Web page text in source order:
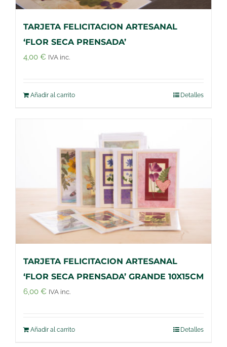
TARJETA FELICITACION ARTESANAL
‘FLOR SECA PRENSADA’
4,00 € IVA inc.
Añadir al carrito Detalles
TARJETA FELICITACION ARTESANAL
‘FLOR SECA PRENSADA’ GRANDE 10X15CM
6,00 € IVA inc.
Añadir al carrito Detalles